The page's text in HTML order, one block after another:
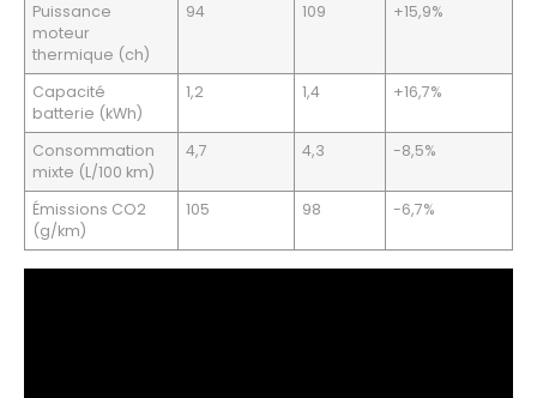
Puissance
moteur
thermique (ch)
94 109 +15,9%
Capacité
batterie (kWh)
1,2 1,4 +16,7%
Consommation
mixte (L/100 km)
4,7 4,3 -8,5%
Émissions CO2
(g/km)
105 98 -6,7%